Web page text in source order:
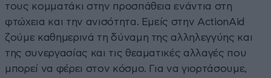
τους κομματάκι στην προσπάθεια ενάντια στη
φτώχεια και την ανισότητα. Εμείς στην ActionAid
ζούμε καθημερινά τη δύναμη της αλληλεγγύης και
της συνεργασίας και τις θεαματικές αλλαγές που
μπορεί να φέρει στον κόσμο. Για να γιορτάσουμε,